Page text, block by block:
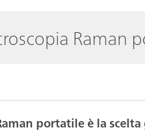
Raman
portatile è la